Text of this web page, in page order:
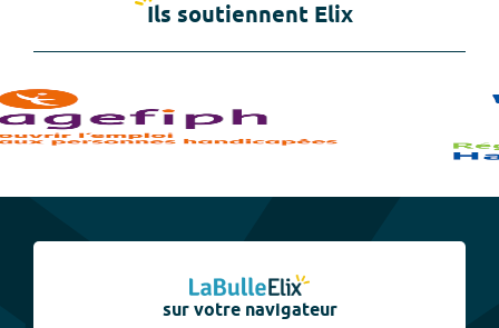
Ils soutiennent Elix
sur votre navigateur